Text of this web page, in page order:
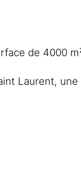
de 4000
Laurent,